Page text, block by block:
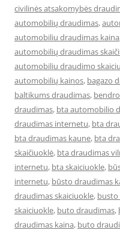
civilinės atsakomybės
automobilių draudimas,
automobiliu draudimas kaina
automobilių draudimas
automobiliu draudimo
automobilių kainos, bagazo
baltikums draudimas,
draudimas, bta automobilio
draudimas internetu, bta
bta draudimas kaune, bta
skaičiuoklė, bta draudimas
internetu, bta skaiciuokle,
internetu, būsto draudimas
draudimas skaiciuokle, busto
skaiciuokle, buto draudimas,
draudimas kaina, buto